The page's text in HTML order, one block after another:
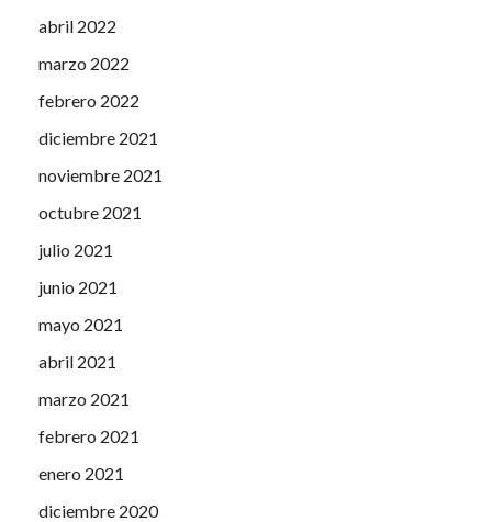
abril 2022
marzo 2022
febrero 2022
diciembre 2021
noviembre 2021
octubre 2021
julio 2021
junio 2021
mayo 2021
abril 2021
marzo 2021
febrero 2021
enero 2021
diciembre 2020